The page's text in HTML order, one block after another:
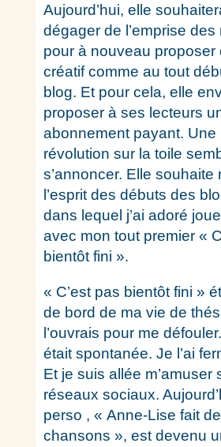
Aujourd’hui, elle
dégager de l’emprise des
pour à nouveau proposer
créatif comme au tout
blog. Et pour cela, elle
proposer à ses lecteurs
abonnement payant. Une
révolution sur la toile
s’annoncer. Elle souhaite
l’esprit des débuts des
dans lequel j’ai adoré
avec mon tout premier «
bientôt fini ».
« C’est pas bientôt fini »
de bord de ma vie de
l’ouvrais pour me
était spontanée. Je l’ai
Et je suis allée m’amuser
réseaux sociaux.
perso , « Anne-Lise fait
chansons », est devenu